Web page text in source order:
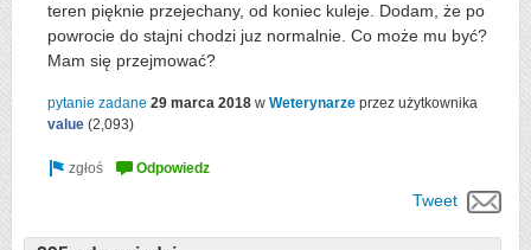
teren pięknie przejechany, od koniec kuleje. Dodam, że po
powrocie do stajni chodzi juz normalnie. Co może mu być?
Mam się przejmować?
pytanie zadane 29 marca 2018 w Weterynarze przez użytkownika
value (2,093)
Tweet